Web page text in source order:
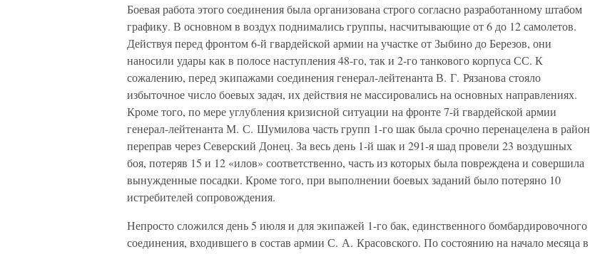
Боевая работа этого соединения была организована строго согласно разработанному штабом
графику. В основном в воздух поднимались группы, насчитывающие от 6 до 12 самолетов.
Действуя перед фронтом 6-й гвардейской армии на участке от Зыбино до Березов, они
наносили удары как в полосе наступления 48-го, так и 2-го танкового корпуса СС. К
сожалению, перед экипажами соединения генерал-лейтенанта В. Г. Рязанова стояло
избыточное число боевых задач, их действия не массировались на основных направлениях.
Кроме того, по мере углубления кризисной ситуации на фронте 7-й гвардейской армии
генерал-лейтенанта М. С. Шумилова часть групп 1-го шак была срочно перенацелена в район
переправ через Северский Донец. За весь день 1-й шак и 291-я шад провели 23 воздушных
боя, потеряв 15 и 12 «илов» соответственно, часть из которых была повреждена и совершила
вынужденные посадки. Кроме того, при выполнении боевых заданий было потеряно 10
истребителей сопровождения.
Непросто сложился день 5 июля и для экипажей 1-го бак, единственного бомбардировочного
соединения, входившего в состав армии С. А. Красовского. По состоянию на начало месяца в